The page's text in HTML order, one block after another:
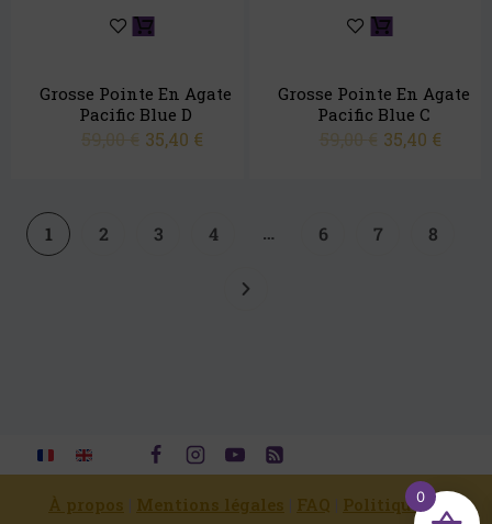
Grosse Pointe En Agate
Pacific Blue D
59,00€ 35,40 €
Grosse Pointe En Agate
Pacific Blue C
59,00€ 35,40 €
1 2 3 4 … 6 7 8
À propos | Mentions légales | FAQ | Politique de
0